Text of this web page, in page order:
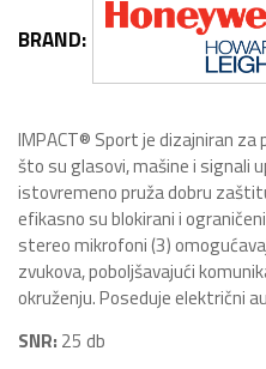
BRAND:
IMPACT® Sport je dizajniran za
što su glasovi, mašine i signali
istovremeno pruža dobru
efikasno su blokirani i
stereo mikrofoni (3)
zvukova, poboljšavajući
okruženju. Poseduje električni
SNR: 25 db